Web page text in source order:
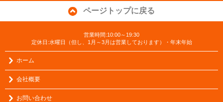
ページトップに戻る
営業時間:10:00～19:30
定休日:水曜日（但し、1月～3月は営業しております）・年末年始
ホーム
会社概要
お問い合わせ